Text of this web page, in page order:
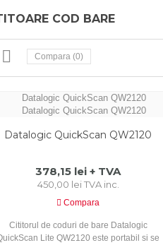
COD BARE
Compara (0)
Datalogic QuickScan QW2120
378,15 lei + TVA
450,00 lei TVA inc.
Compara
Cititorul de coduri de bare Datalogic
Lite QW2120 este portabil si se